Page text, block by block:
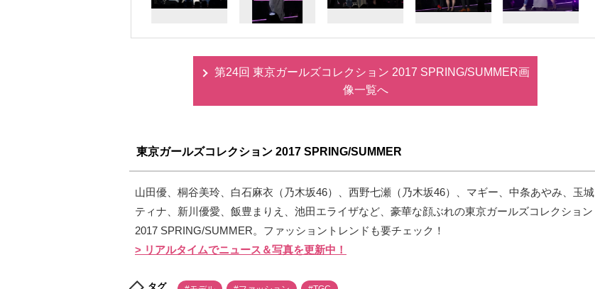
第24回 東京ガールズコレクション 2017 SPRING/SUMMER画
像一覧へ
東京ガールズコレクション 2017 SPRING/SUMMER
山田優、桐谷美玲、白石麻衣（乃木坂46）、西野七瀬（乃木坂46）、マギー、中条あやみ、玉城
ティナ、新川優愛、飯豊まりえ、池田エライザなど、豪華な顔ぶれの東京ガールズコレクション
2017 SPRING/SUMMER。ファッショントレンドも要チェック！
> リアルタイムでニュース＆写真を更新中！
タグ